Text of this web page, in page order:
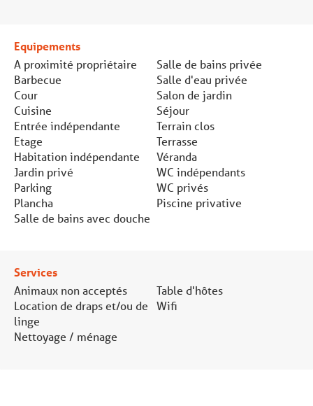
Equipements
A proximité propriétaire
Barbecue
Cour
Cuisine
Entrée indépendante
Etage
Habitation indépendante
Jardin privé
Parking
Plancha
Salle de bains avec douche
Salle de bains privée
Salle d'eau privée
Salon de jardin
Séjour
Terrain clos
Terrasse
Véranda
WC indépendants
WC privés
Piscine privative
Services
Animaux non acceptés
Location de draps et/ou de
linge
Nettoyage / ménage
Table d'hôtes
Wifi